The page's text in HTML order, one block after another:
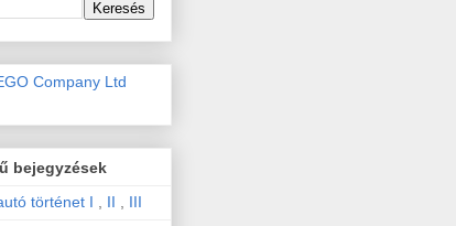
bejegyzések
történet I
II
III